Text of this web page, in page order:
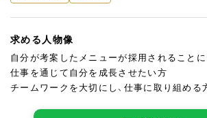
求める人物像
自分が考案したメニューが採用されること
仕事を通じて自分を成長させたい方
チームワークを大切にし、仕事に取り組める